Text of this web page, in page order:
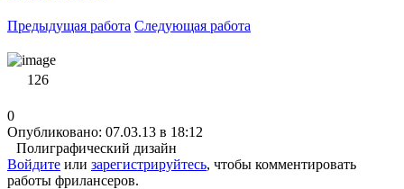
Предыдущая работа Следующая работа
126
0
Опубликовано: 07.03.13 в 18:12
Полиграфический дизайн
Войдите или зарегистрируйтесь, чтобы комментировать
работы фрилансеров.